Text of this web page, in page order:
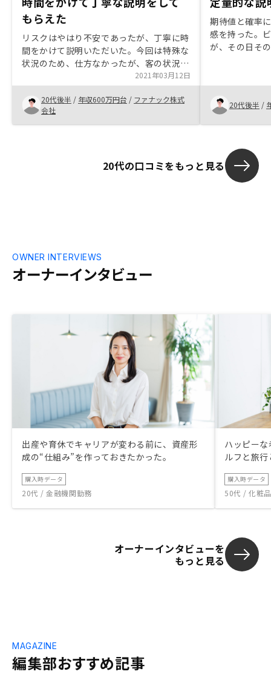
もらえた
リスクはやはり不安であったが、丁寧に時
間をかけて説明いただいた。今回は特殊な
状況のため、仕方なかったが、客の状況を
もう少し把握して、先にいろいろ起こりう
ることを想定いただけると助かると思いま
した。
2021年03月12日
20代後半 / 年収600万円台 / ファナック株式
会社
期待値と確率
感を持った。
が、その日そ
しい。
20代後半 /
20代の口コミをもっと見る
オーナーインタビュー
OWNER INTERVIEWS
出産や育休でキャリアが変わる前に、資産形
成の“仕組み”を作っておきたかった。
購入時データ
20代 / 金融機関勤務
ハッピー
ルフと旅
購入時データ
50代 / 化粧
オーナーインタビューを
もっと見る
編集部おすすめ記事
MAGAZINE